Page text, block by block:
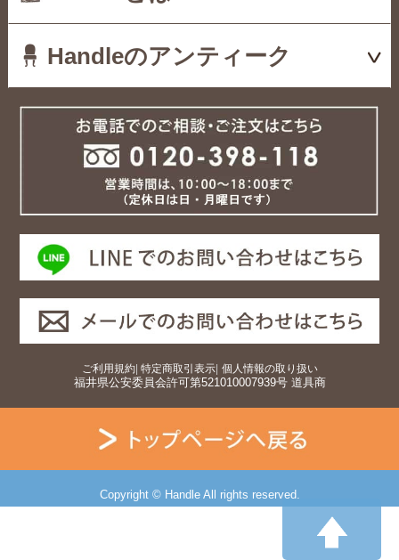
Handleのアンティーク
ご利用規約| 特定商取引表示| 個人情報の取り扱い
福井県公安委員会許可第521010007939号 道具商
Copyright © Handle All rights reserved.